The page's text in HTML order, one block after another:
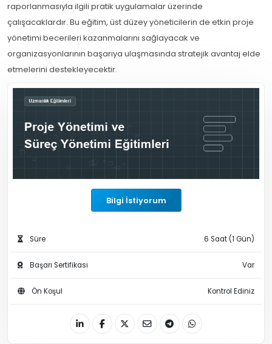
raporlanmasıyla ilgili pratik uygulamalar üzerinde
çalışacaklardır. Bu eğitim, üst düzey yöneticilerin de etkin proje
yönetimi becerileri kazanmalarını sağlayacak ve
organizasyonlarının başarıya ulaşmasında stratejik avantaj elde
etmelerini destekleyecektir.
Bilgi İstiyorum
Süre 6 Saat (1 Gün)
Başarı Sertifikası Var
Ön Koşul Kontrol Ediniz